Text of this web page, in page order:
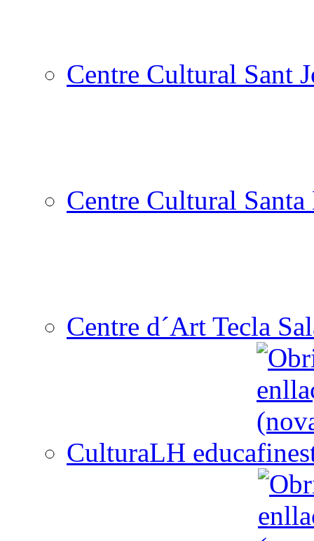
Centre Cultural Sant
Centre Cultural
Centre d´Art Tecla
CulturaLH educa